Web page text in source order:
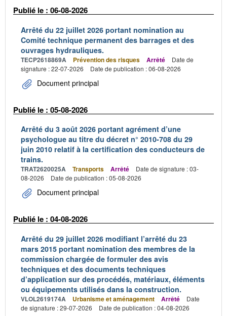
Publié le : 06-08-2026
Arrêté du 22 juillet 2026 portant nomination au
Comité technique permanent des barrages et des
ouvrages hydrauliques.
TECP2618869A Prévention des risques Arrêté
Date de
signature : 22-07-2026
Date de publication : 06-08-2026
Document principal
Publié le : 05-08-2026
Arrêté du 3 août 2026 portant agrément d’une
psychologue au titre du décret n° 2010-708 du 29
juin 2010 relatif à la certification des conducteurs de
trains.
TRAT2620025A Transports Arrêté
Date de signature : 03-
08-2026
Date de publication : 05-08-2026
Document principal
Publié le : 04-08-2026
Arrêté du 29 juillet 2026 modifiant l’arrêté du 23
mars 2015 portant nomination des membres de la
commission chargée de formuler des avis
techniques et des documents techniques
d’application sur des procédés, matériaux, éléments
ou équipements utilisés dans la construction.
VLOL2619174A Urbanisme et aménagement Arrêté
Date
de signature : 29-07-2026
Date de publication : 04-08-2026